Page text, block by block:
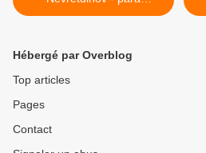
Alexandro ! 12 ans
Hébergé par Overblog
Top articles
Pages
Contact